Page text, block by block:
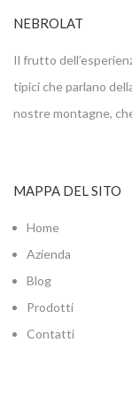
NEBROLAT
Il frutto
tipici che parlano
nostre montagne,
MAPPA DEL SITO
Home
Azienda
Blog
Prodotti
Contatti